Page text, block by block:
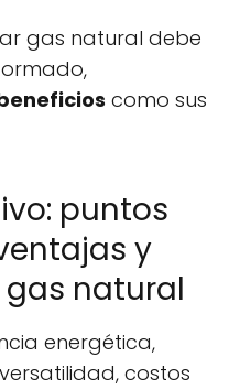
gas natural debe
como sus
puntos
y
natural
energética,
costos